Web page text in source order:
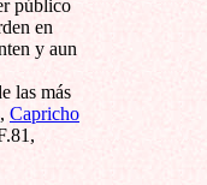
público
en
y aun
las más
, Capricho